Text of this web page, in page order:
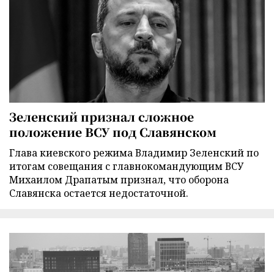
Зеленский признал сложное
положение ВСУ под Славянском
Глава киевского режима Владимир Зеленский по
итогам совещания с главнокомандующим ВСУ
Михаилом Драпатым признал, что оборона
Славянска остается недостаточной.